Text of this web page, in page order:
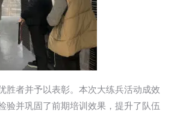
胜者并予以表彰。本次大练兵活动成效
验并巩固了前期培训效果，提升了队伍